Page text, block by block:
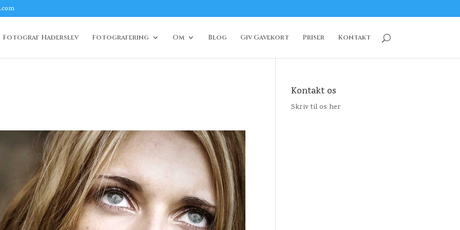
Fotograf Haderslev Fotografering Om Blog Giv Gavekort Priser Kontakt
Kontakt os
Skriv til os her